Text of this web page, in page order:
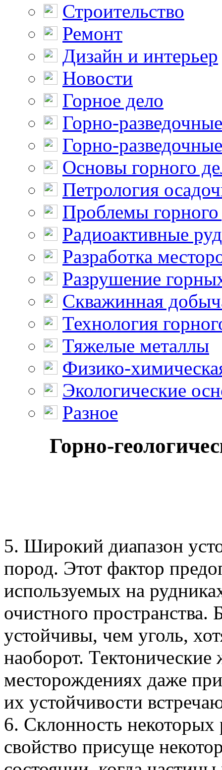
Строительство
Ремонт
Дизайн и интерьер
Новости
Горное дело
Горно-
Горно-
Основы горного
Петрология
Проблемы горного
Радиоактивные
Разработка
Разрушение
Скважинная
Технология
Тяжелые металлы
Физико-
Экологические
Разное
Горно-
5. Широкий диапазон
пород. Этот фактор
используемых на
очистного пространства.
устойчивы, чем уголь,
наоборот.
месторождениях даже
их устойчивости
6. Склонность
свойство присуще